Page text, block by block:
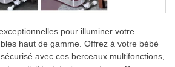
pour illuminer votre
haut de gamme. Offrez à votre bébé
avec ces berceaux multifonctions,